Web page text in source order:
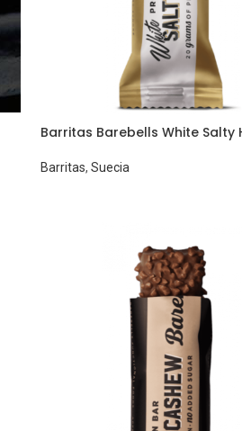
Barritas Barebells White Salty
Barritas, Suecia